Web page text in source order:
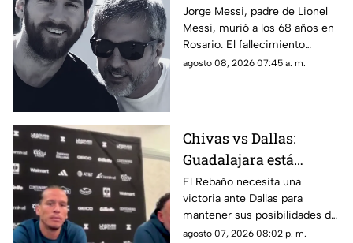
a los 68 años; esto se
sabe
Jorge Messi, padre de Lionel
Messi, murió a los 68 años en
Rosario. El fallecimiento
ocurrió la noche del viernes y
agosto 08, 2026 07:45 a. m.
Chivas vs Dallas:
Guadalajara está
obligado a ganar para
seguir vivo en la
Leagues Cup
El Rebaño necesita una
victoria ante Dallas para
mantener sus posibilidades de
avanzar; José Castillo será baja
agosto 07, 2026 08:02 p. m.